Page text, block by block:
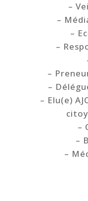
–
–
–
–
–
–
– Elu(e)
–
–
–